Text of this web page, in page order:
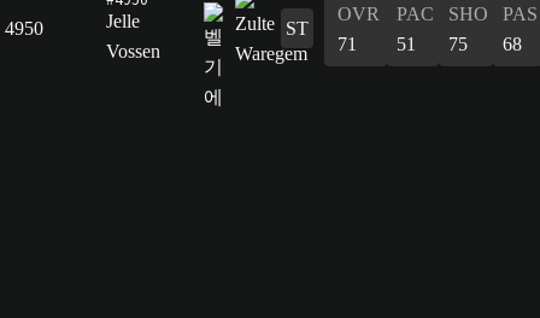
4950
Jelle
Vossen
ST
OVR
71
PAC
51
SHO
75
PAS
68